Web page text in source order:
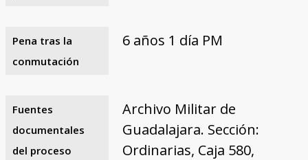
Pena tras la
conmutación
6 años 1 día PM
Fuentes
documentales
del proceso
Archivo Militar de
Guadalajara. Sección:
Ordinarias, Caja 580,